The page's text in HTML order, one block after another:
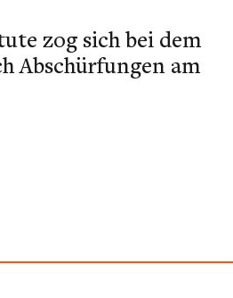
zog sich bei dem
Abschürfungen am